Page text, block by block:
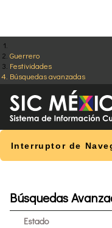
Guerrero
Festividades
Búsquedas avanzadas
Interruptor de
Búsquedas
Estado